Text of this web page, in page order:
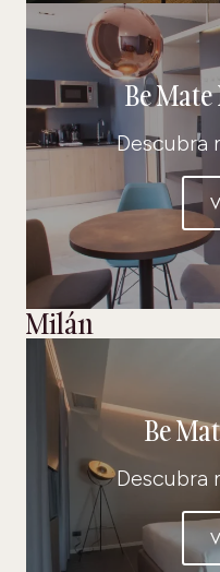
Be
Descubra
Milán
Be
Descubra